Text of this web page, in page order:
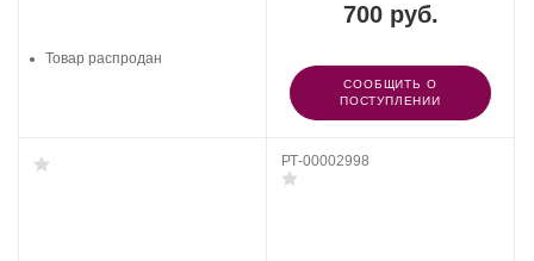
Товар распродан
700 руб.
СООБЩИТЬ О
ПОСТУПЛЕНИИ
РТ-00002998